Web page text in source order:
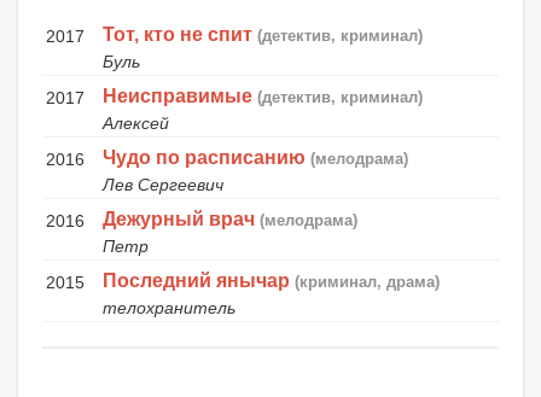
2017 Тот, кто не спит (детектив, криминал)
Буль
2017
Неисправимые (детектив, криминал)
Алексей
2016
Чудо по расписанию (мелодрама)
Лев Сергеевич
2016
Дежурный врач (мелодрама)
Петр
2015
Последний янычар (криминал, драма)
телохранитель